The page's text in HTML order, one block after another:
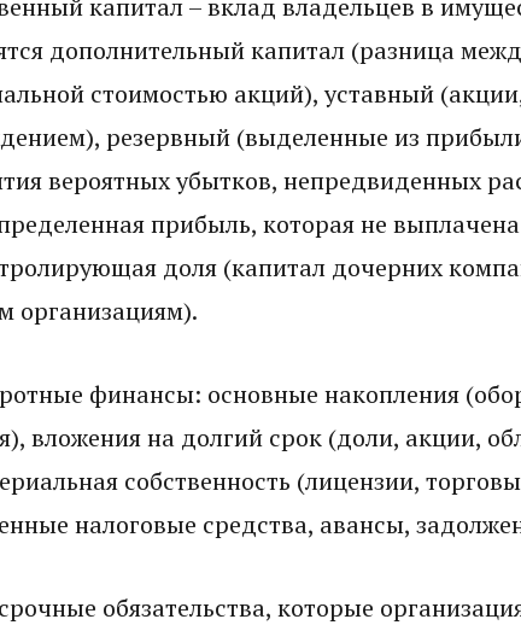
капитал – вклад владельцев в
дополнительный капитал (разница
стоимостью акций), уставный
резервный (выделенные из
вероятных убытков, непредвиденных
прибыль, которая не
доля (капитал дочерних
организациям).
финансы: основные накопления
вложения на долгий срок (доли, акции,
собственность (лицензии,
налоговые средства, авансы,
обязательства, которые